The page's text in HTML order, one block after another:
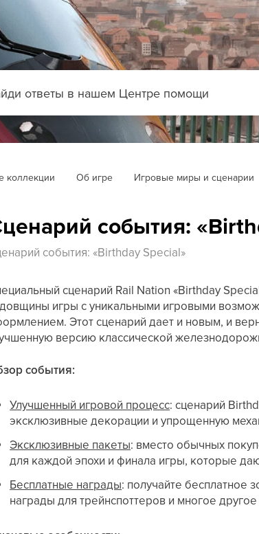
коллекции Об игре Игровые миры и сценарии
события:
события: «Birthday Special»
сценарий Rail Nation «Birthday
игры с уникальными игровыми
Этот сценарий дает и новым, и
версию классической
события:
Улучшенный игровой процесс: сценарий
эксклюзивные декорации и упрощенную
Эксклюзивные пакеты: вместо обычных
для каждой эпохи и финала игры, которые
Бесплатные награды: получайте бесплатное
награды для трейнспоттеров и многое